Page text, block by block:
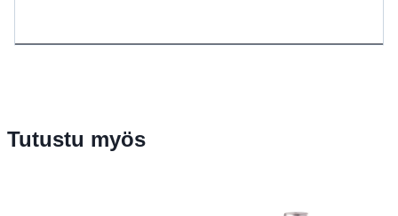
Tutustu myös